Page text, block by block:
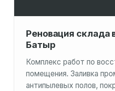
Реновация склада
Батыр
Комплекс работ по
помещения. Заливка
антипылевых полов,